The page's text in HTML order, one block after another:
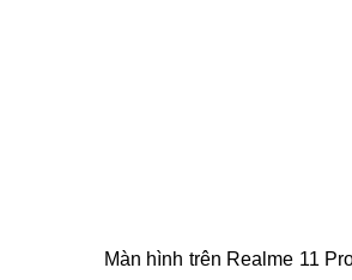
Màn hình trên Realme 11